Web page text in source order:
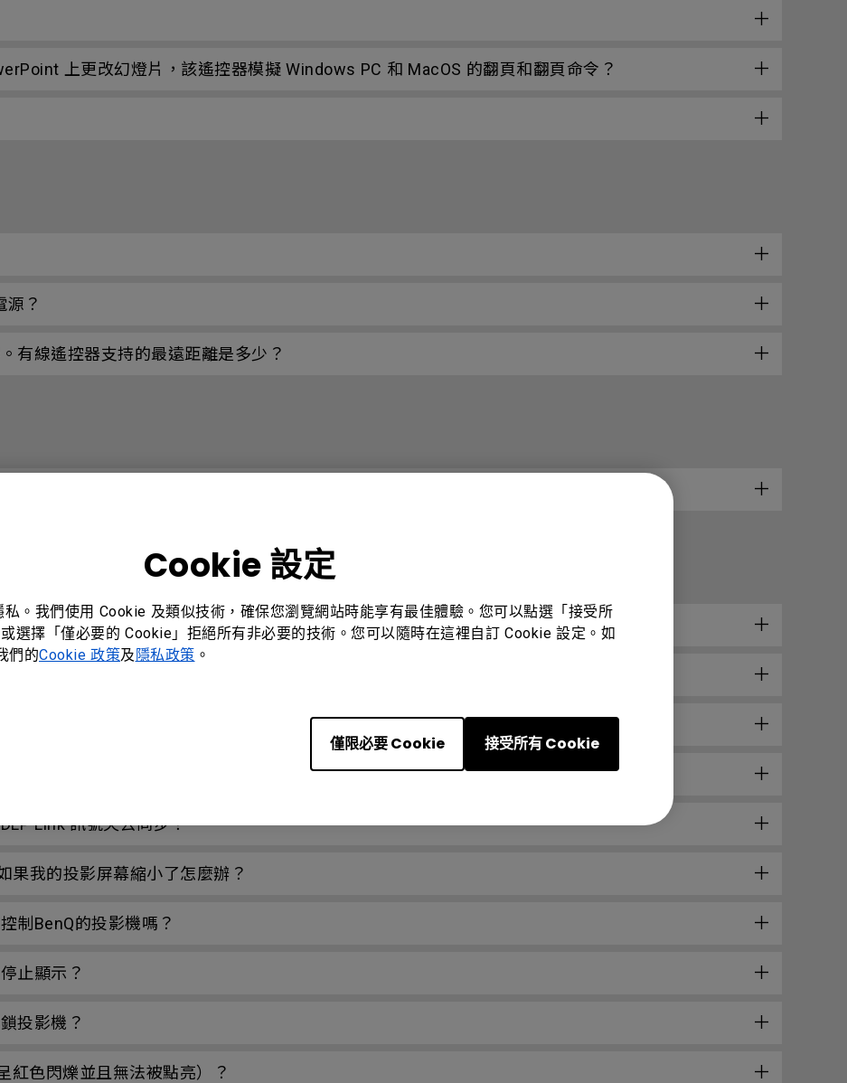
Cookie 設定
私。我們使用 Cookie 及類似技術，確保您瀏覽網站時能享有最佳體驗。您可以點選「接受所
選擇「僅必要的 Cookie」拒絕所有非必要的技術。您可以隨時在這裡自訂 Cookie 設定。如
們的Cookie 政策及 隱私政策 。
僅限必要 Cookie 接受所有 Cookie
上更改幻燈片，該遙控器模擬 Windows PC 和 MacOS 的翻頁和翻頁命令？
源？
有線遙控器支持的最遠距離是多少？
我的投影屏幕縮小了怎麼辦？
？
有線遙控器支持的最遠距離是多少？
Link 訊號失去同步？
果我的投影屏幕縮小了怎麼辦？
制BenQ的投影機嗎？
止顯示？
投影機？
紅色閃爍並且無法被點亮）？